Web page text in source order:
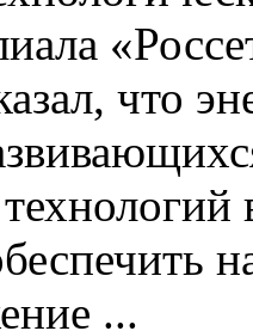
что
...